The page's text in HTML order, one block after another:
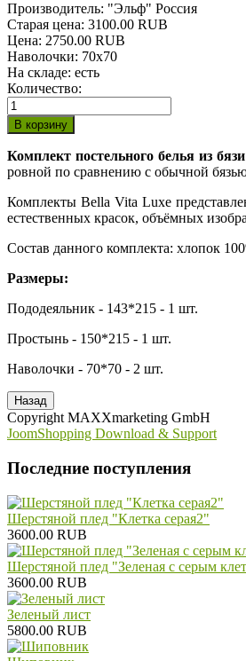
Производитель: "Эльф" Россия
Старая цена: 3100.00 RUB
Цена: 2750.00 RUB
Наволочки: 70х70
На складе: есть
Количество:
Комплект постельного белья из
ровной по сравнению с обычной
Комплекты Bella Vita Luxe
естественных красок, объёмных
Состав данного комплекта: хлопок
Размеры:
Пододеяльник - 143*215 - 1 шт.
Простынь - 150*215 - 1 шт.
Наволочки - 70*70 - 2 шт.
Copyright MAXXmarketing GmbH
JoomShopping Download & Support
Последние поступления
Шерстяной плед "Клетка серая2"
3600.00 RUB
Шерстяной плед "Зеленая с серым
3600.00 RUB
Зеленый лист
5800.00 RUB